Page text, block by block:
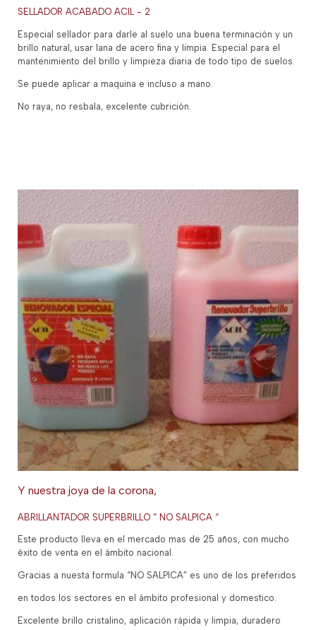
SELLADOR ACABADO ACIL - 2
Especial sellador para darle al suelo una buena terminación y un
brillo natural, usar lana de acero fina y limpia. Especial para el
mantenimiento del brillo y limpieza diaria de todo tipo de suelos.
Se puede aplicar a maquina e incluso a mano.
No raya, no resbala, excelente cubrición.
Y nuestra joya de la corona,
ABRILLANTADOR SUPERBRILLO “ NO SALPICA “
Este producto lleva en el mercado mas de 25 años, con mucho
éxito de venta en el ámbito nacional.
Gracias a nuesta formula “NO SALPICA” es uno de los preferidos
en todos los sectores en el ámbito profesional y domestico.
Excelente brillo cristalino, aplicación rápida y limpia, duradero